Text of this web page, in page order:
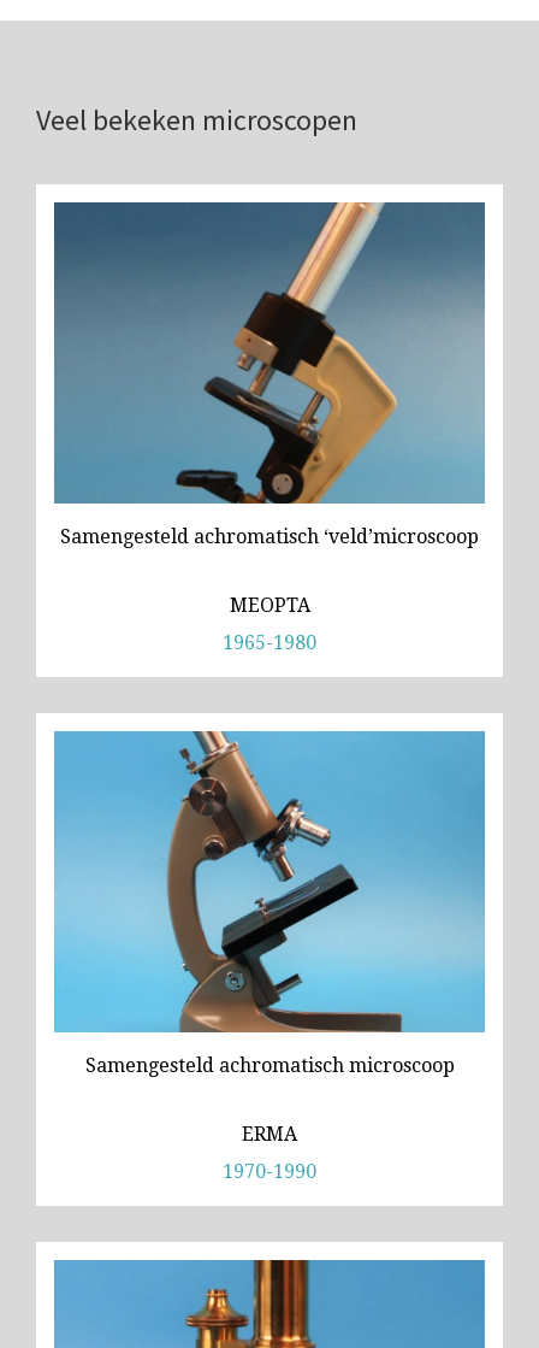
Veel bekeken microscopen
Samengesteld achromatisch ‘veld’microscoop
MEOPTA
1965-1980
Samengesteld achromatisch microscoop
ERMA
1970-1990